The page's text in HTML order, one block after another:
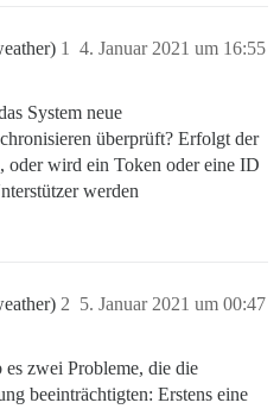
4. Januar 2021 um 16:55
1
System neue
überprüft? Erfolgt der
wird ein Token oder eine ID
werden
5. Januar 2021 um 00:47
2
zwei Probleme, die die
beeinträchtigten: Erstens eine